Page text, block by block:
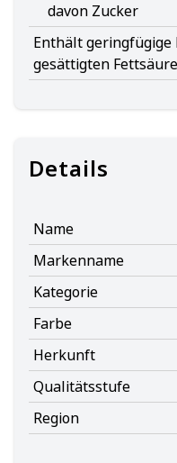
davon Zucker
Enthält geringfügige
gesättigten
Details
Name
Markenname
Kategorie
Farbe
Herkunft
Qualitätsstufe
Region